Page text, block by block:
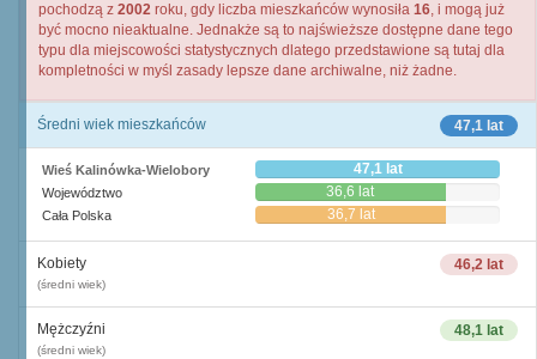
pochodzą z 2002 roku, gdy liczba mieszkańców wynosiła 16, i mogą już
być mocno nieaktualne. Jednakże są to najświeższe dostępne dane tego
typu dla miejscowości statystycznych dlatego przedstawione są tutaj dla
kompletności w myśl zasady lepsze dane archiwalne, niż żadne.
47,1 lat
Średni wiek mieszkańców
Wieś Kalinówka-Wielobory 47,1 lat
Województwo 36,6 lat
Cała Polska 36,7 lat
46,2 lat
Kobiety
(średni wiek)
48,1 lat
Mężczyźni
(średni wiek)